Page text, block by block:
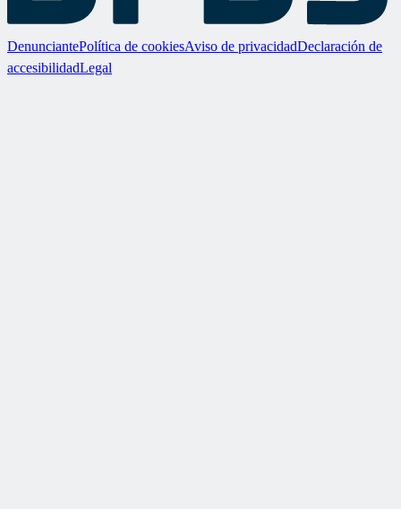
DenunciantePolítica de cookiesAviso de privacidadDeclaración de
accesibilidadLegal